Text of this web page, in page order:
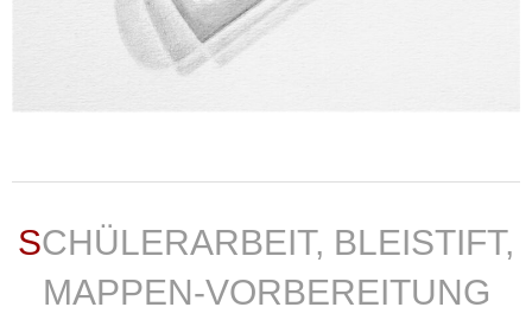
SCHÜLERARBEIT, BLEISTIFT,
MAPPEN-VORBEREITUNG